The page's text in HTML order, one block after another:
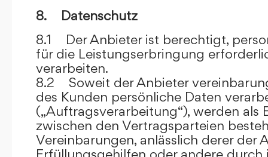
8. Datenschutz
8.1 Der Anbieter ist berechtigt,
für die Leistungserbringung
verarbeiten.
8.2 Soweit der Anbieter
des Kunden persönliche Daten
(„Auftragsverarbeitung“), werden als
zwischen den Vertragsparteien
Vereinbarungen, anlässlich derer der
Erfüllungsgehilfen oder andere